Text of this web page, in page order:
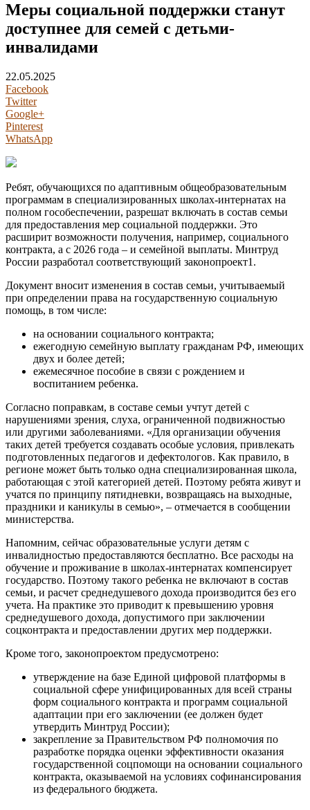
Меры социальной поддержки станут
доступнее для семей с детьми-
инвалидами
22.05.2025
Facebook
Twitter
Google+
Pinterest
WhatsApp
Ребят, обучающихся по адаптивным общеобразовательным
программам в специализированных школах-интернатах на
полном гособеспечении, разрешат включать в состав семьи
для предоставления мер социальной поддержки. Это
расширит возможности получения, например, социального
контракта, а с 2026 года – и семейной выплаты. Минтруд
России разработал соответствующий законопроект1.
Документ вносит изменения в состав семьи, учитываемый
при определении права на государственную социальную
помощь, в том числе:
на основании социального контракта;
ежегодную семейную выплату гражданам РФ, имеющих
двух и более детей;
ежемесячное пособие в связи с рождением и
воспитанием ребенка.
Согласно поправкам, в составе семьи учтут детей с
нарушениями зрения, слуха, ограниченной подвижностью
или другими заболеваниями. «Для организации обучения
таких детей требуется создавать особые условия, привлекать
подготовленных педагогов и дефектологов. Как правило, в
регионе может быть только одна специализированная школа,
работающая с этой категорией детей. Поэтому ребята живут и
учатся по принципу пятидневки, возвращаясь на выходные,
праздники и каникулы в семью», – отмечается в сообщении
министерства.
Напомним, сейчас образовательные услуги детям с
инвалидностью предоставляются бесплатно. Все расходы на
обучение и проживание в школах-интернатах компенсирует
государство. Поэтому такого ребенка не включают в состав
семьи, и расчет среднедушевого дохода производится без его
учета. На практике это приводит к превышению уровня
среднедушевого дохода, допустимого при заключении
соцконтракта и предоставлении других мер поддержки.
Кроме того, законопроектом предусмотрено:
утверждение на базе Единой цифровой платформы в
социальной сфере унифицированных для всей страны
форм социального контракта и программ социальной
адаптации при его заключении (ее должен будет
утвердить Минтруд России);
закрепление за Правительством РФ полномочия по
разработке порядка оценки эффективности оказания
государственной соцпомощи на основании социального
контракта, оказываемой на условиях софинансирования
из федерального бюджета.